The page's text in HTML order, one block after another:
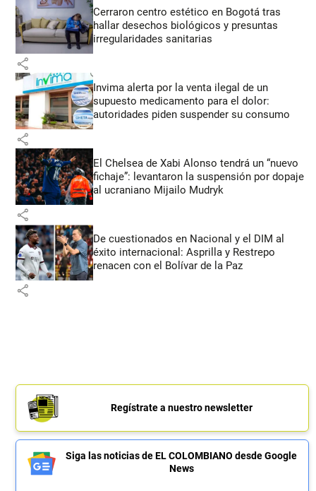
Cerraron centro estético en Bogotá tras
hallar desechos biológicos y presuntas
irregularidades sanitarias
share
Invima alerta por la venta ilegal de un
supuesto medicamento para el dolor:
autoridades piden suspender su consumo
share
El Chelsea de Xabi Alonso tendrá un “nuevo
fichaje”: levantaron la suspensión por dopaje
al ucraniano Mijailo Mudryk
share
De cuestionados en Nacional y el DIM al
éxito internacional: Asprilla y Restrepo
renacen con el Bolívar de la Paz
share
Regístrate a nuestro newsletter
Siga las noticias de EL COLOMBIANO desde Google
News